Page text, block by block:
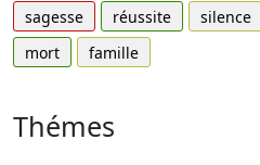
sagesse
réussite silence
mort
famille
Thémes